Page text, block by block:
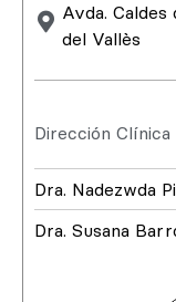
Avda.
del Vallès
Dirección Clínica
Dra. Nadezwda
Dra. Susana